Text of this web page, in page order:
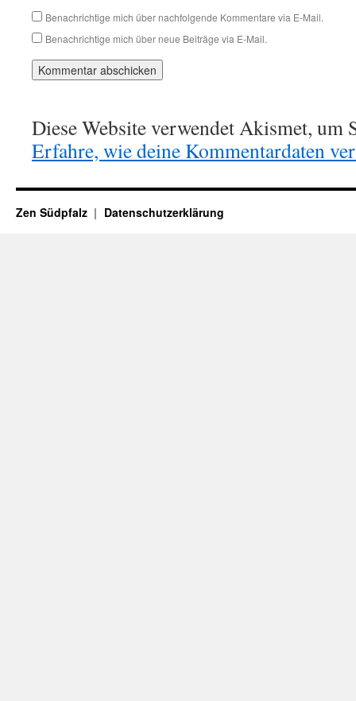
Benachrichtige mich über nachfolgende Kommentare via E-Mail.
Benachrichtige mich über neue Beiträge via E-Mail.
Diese Website verwendet Akismet, um
Erfahre, wie deine Kommentardaten
Zen Südpfalz Datenschutzerklärung